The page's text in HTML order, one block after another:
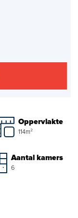
Oppervlakte
114m²
Aantal kamers
6